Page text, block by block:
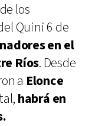
los
Quini 6 de
en el
Ríos. Desde
a Elonce
habrá en